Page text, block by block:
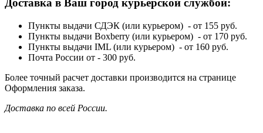
Доставка в Ваш город курьерской службой:
Пункты выдачи СДЭК (или курьером) - от 155 руб.
Пункты выдачи Boxberry (или курьером) - от 170 руб.
Пункты выдачи IML (или курьером) - от 160 руб.
Почта России от - 300 руб.
Более точный расчет доставки производится на странице
Оформления заказа.
Доставка по всей России.